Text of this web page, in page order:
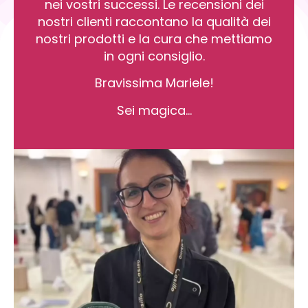
nei vostri successi. Le recensioni dei
nostri clienti raccontano la qualità dei
nostri prodotti e la cura che mettiamo
in ogni consiglio.
Bravissima Mariele!
Sei magica…